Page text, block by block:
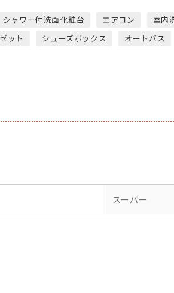
シャワー付洗面化粧台 エアコン 室内
ット シューズボックス オートバス
スーパー